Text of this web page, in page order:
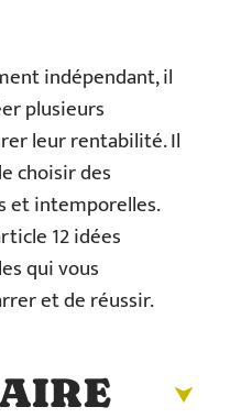
indépendant, il
plusieurs
leur rentabilité. Il
choisir des
et intemporelles.
12 idées
qui vous
et de réussir.